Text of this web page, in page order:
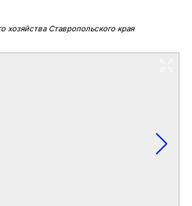
Ставропольского края